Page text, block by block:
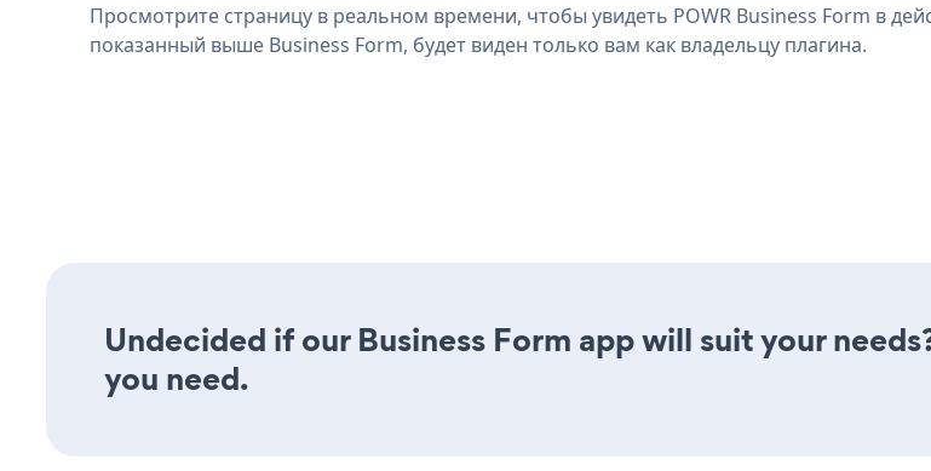
Просмотрите страницу в реальном времени, чтобы увидеть POWR Business Form в
показанный выше Business Form, будет виден только вам как владельцу плагина.
Undecided if our Business Form app will suit your
you need.